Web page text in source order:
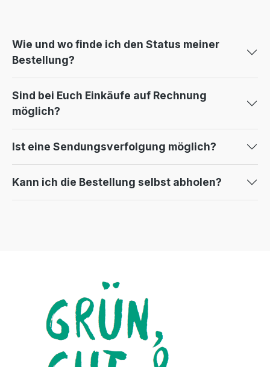
Wie und wo finde ich den Status meiner
Bestellung?
Sind bei Euch Einkäufe auf Rechnung
möglich?
Ist eine Sendungsverfolgung möglich?
Kann ich die Bestellung selbst abholen?